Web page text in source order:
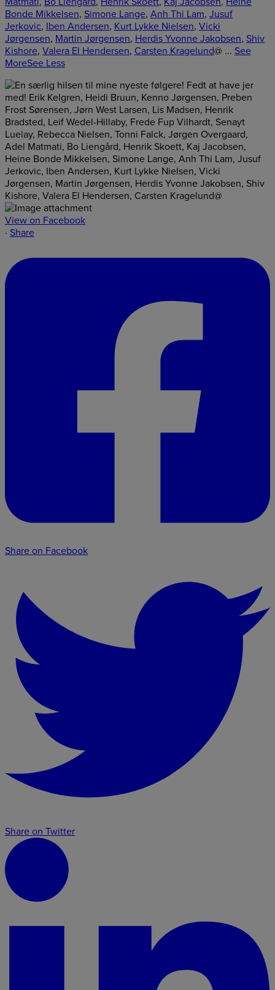
Bonde Mikkelsen, Simone Lange, Anh Thi Lam, Jusuf
Jerkovic, Iben Andersen, Kurt Lykke Nielsen, Vicki
Jørgensen, Martin Jørgensen, Herdis Yvonne Jakobsen, Shiv
Kishore, Valera El Hendersen, Carsten Kragelund@ ... See
MoreSee Less
View on Facebook
· Share
Share on Facebook
Share on Twitter